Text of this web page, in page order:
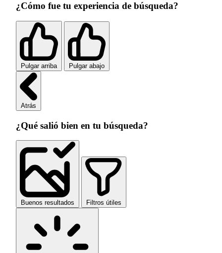
¿Cómo fue tu experiencia de búsqueda?
Pulgar arriba Pulgar abajo
Atrás
¿Qué salió bien en tu búsqueda?
Buenos resultados Filtros útiles